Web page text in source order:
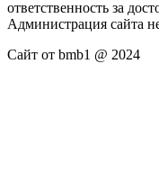
ответственность за
Администрация сайта
Сайт от bmb1 @ 2024